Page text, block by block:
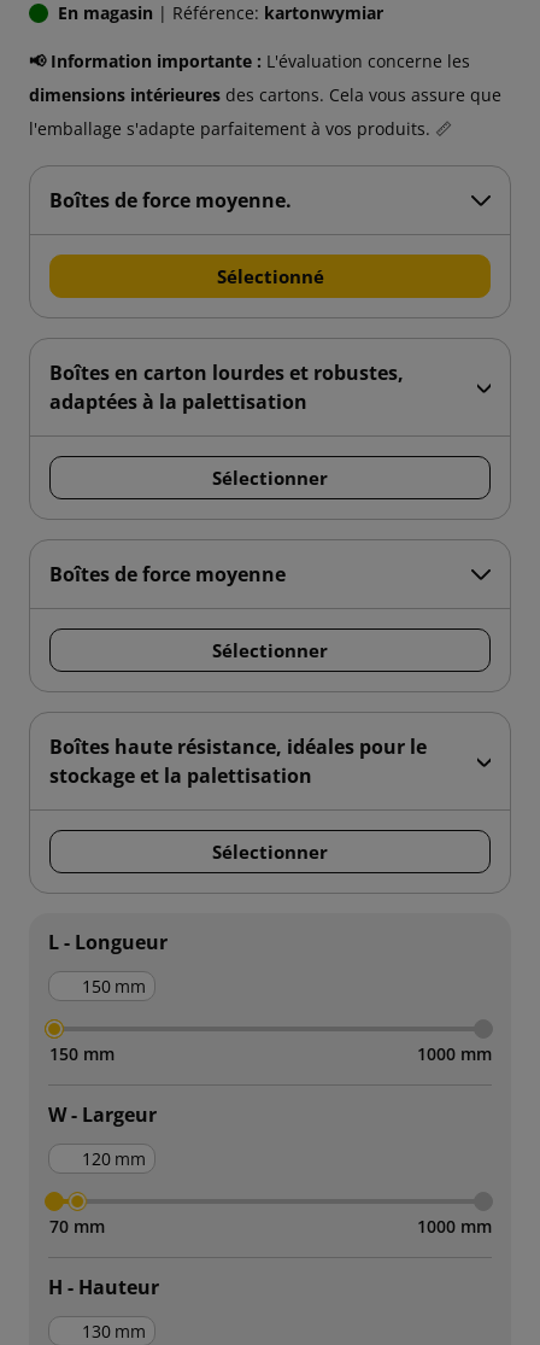
En magasin | Référence: kartonwymiar
📢 Information importante : L'évaluation concerne les
dimensions intérieures des cartons. Cela vous assure que
l'emballage s'adapte parfaitement à vos produits. 📏
Boîtes de force moyenne.
Sélectionné
Boîtes en carton lourdes et robustes,
adaptées à la palettisation
Sélectionner
Boîtes de force moyenne
Sélectionner
Boîtes haute résistance, idéales pour le
stockage et la palettisation
Sélectionner
L - Longueur
mm
150 mm 1000 mm
W - Largeur
mm
70 mm 1000 mm
H - Hauteur
mm